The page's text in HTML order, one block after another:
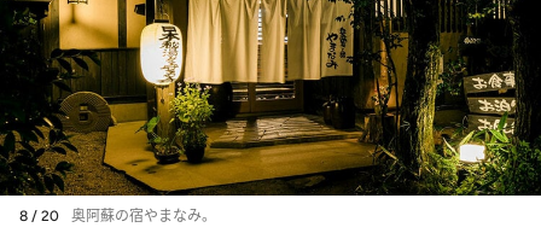
8 / 20 奥阿蘇の宿やまなみ。